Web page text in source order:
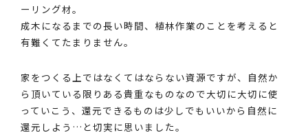
ーリング材。
成木になるまでの長い時間、植林作業のことを考えると
有難くてたまりません。
家をつくる上ではなくてはならない資源ですが、自然か
ら頂いている限りある貴重なものなので大切に大切に使
っていこう、還元できるものは少しでもいいから自然に
還元しよう…と切実に思いました。